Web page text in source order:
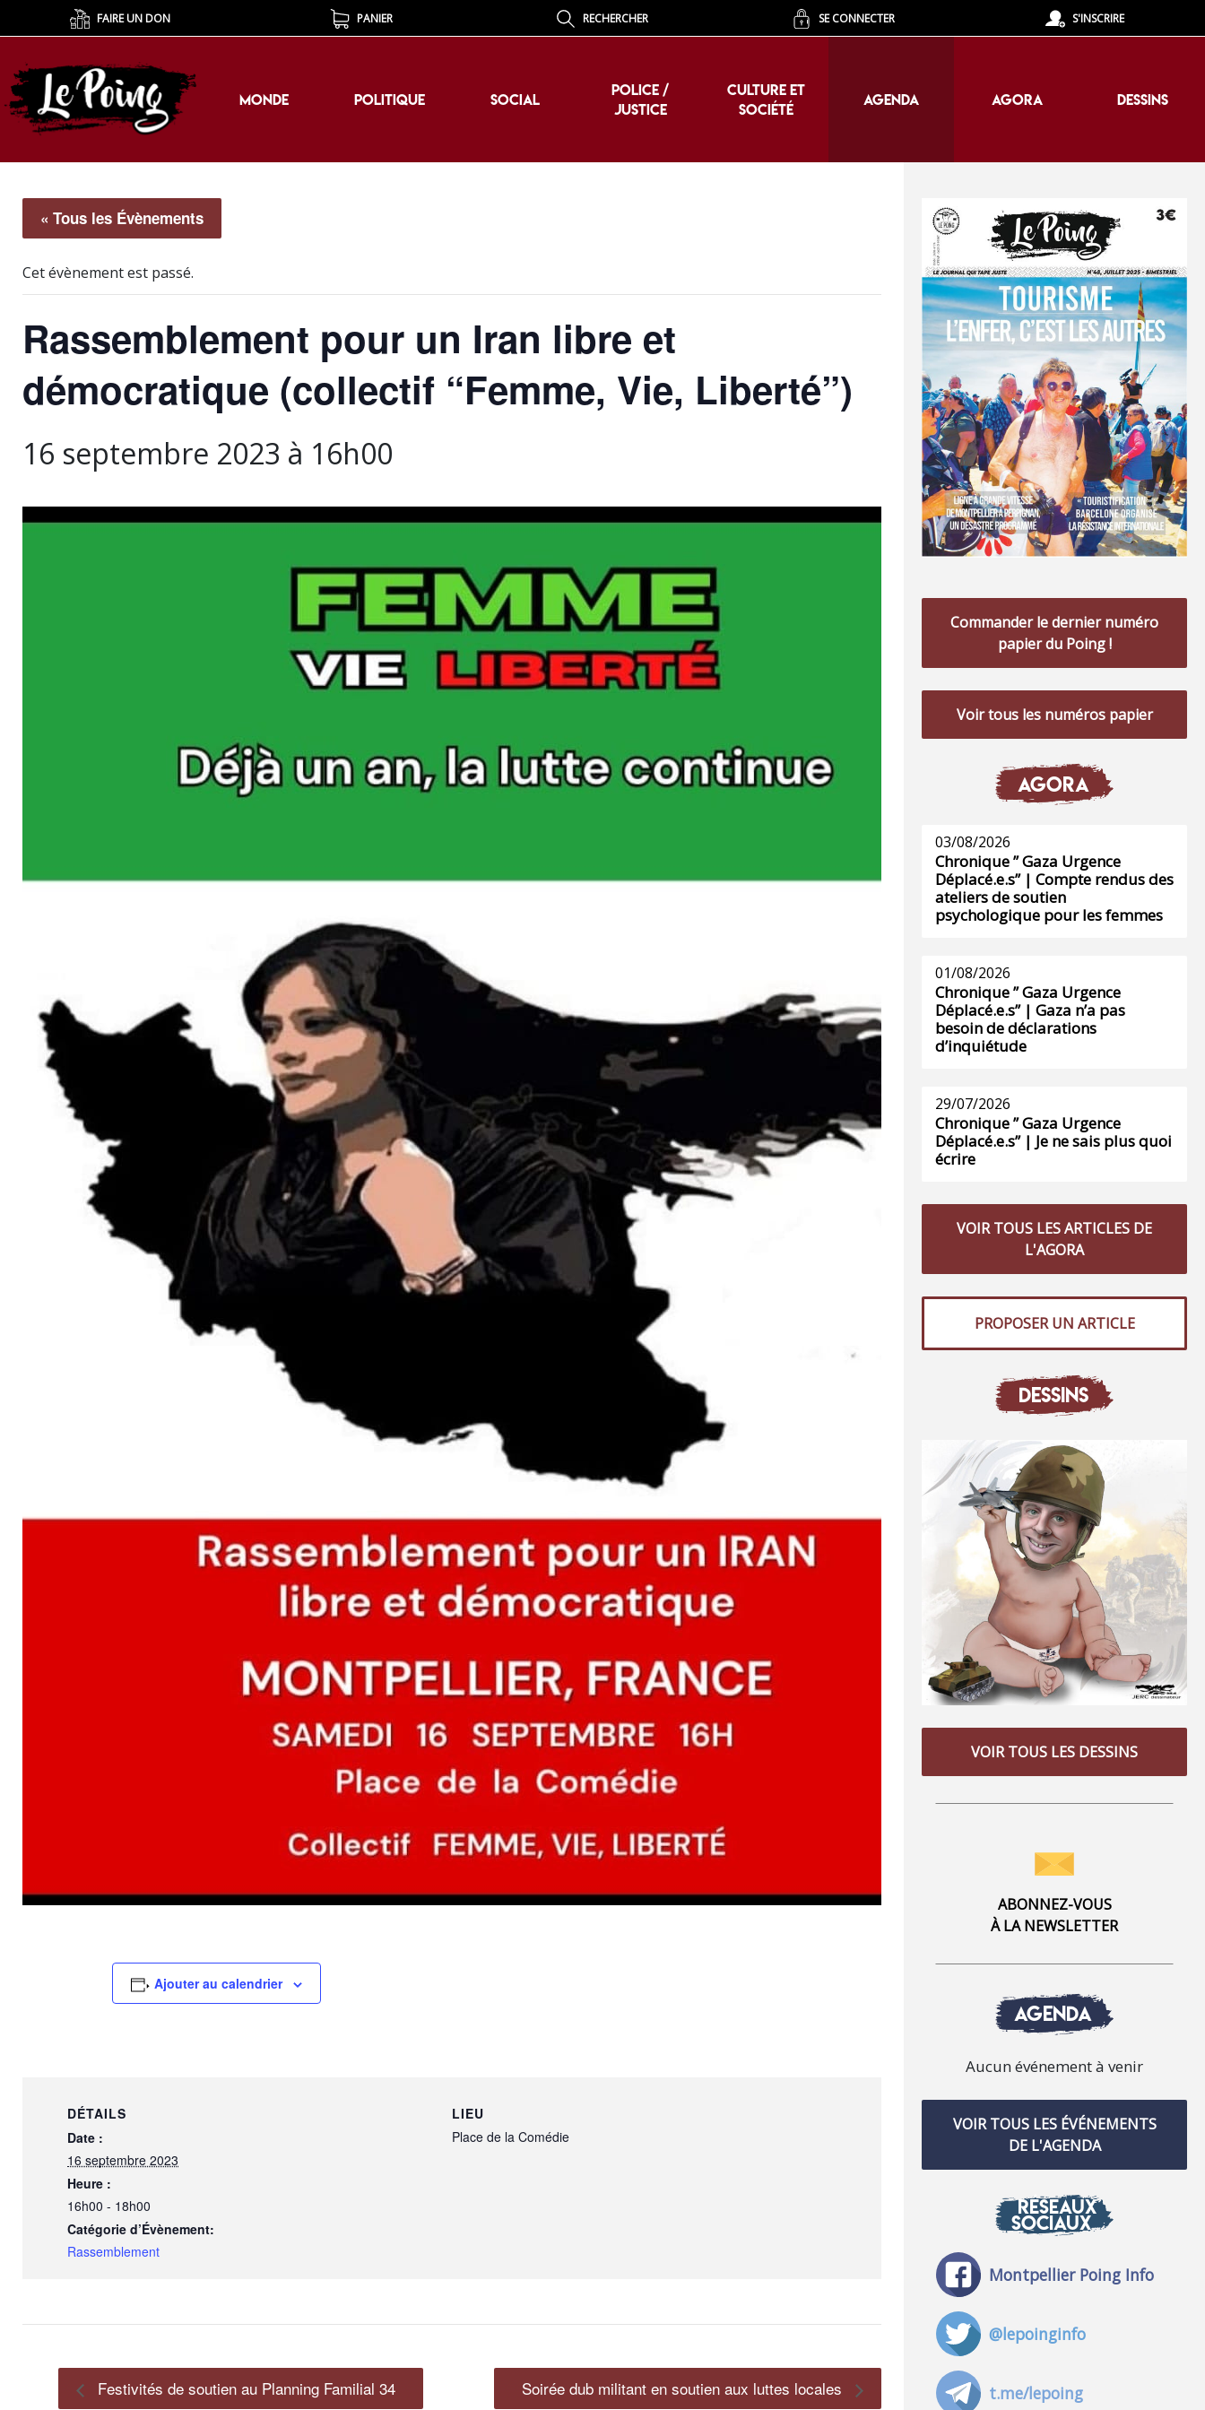
FAIRE UN DON PANIER RECHERCHER SE CONNECTER S'INSCRIRE
MONDE POLITIQUE SOCIAL
POLICE /
JUSTICE
CULTURE ET
SOCIÉTÉ
AGENDA AGORA DESSINS
MONDE POLITIQUE SOCIAL
POLICE /
JUSTICE
CULTURE ET
SOCIÉTÉ
AGENDA AGORA DESSINS
« Tous les Évènements
Cet évènement est passé.
Rassemblement pour un Iran libre et
démocratique (collectif “Femme, Vie, Liberté”)
16 septembre 2023 à 16h00
Ajouter au calendrier
DÉTAILS
Date :
16 septembre 2023
Heure :
16h00 - 18h00
Catégorie d’Évènement:
Rassemblement
LIEU
Place de la Comédie
Festivités de soutien au Planning Familial 34 Soirée dub militant en soutien aux luttes locales
Commander le dernier numéro
papier du Poing !
Voir tous les numéros papier
AGORA
03/08/2026
Chronique ” Gaza Urgence
Déplacé.e.s” | Compte rendus des
ateliers de soutien
psychologique pour les femmes
01/08/2026
Chronique ” Gaza Urgence
Déplacé.e.s” | Gaza n’a pas
besoin de déclarations
d’inquiétude
29/07/2026
Chronique ” Gaza Urgence
Déplacé.e.s” | Je ne sais plus quoi
écrire
VOIR TOUS LES ARTICLES DE
L'AGORA
PROPOSER UN ARTICLE
DESSINS
VOIR TOUS LES DESSINS
ABONNEZ-VOUS
À LA NEWSLETTER
AGENDA
Aucun événement à venir
VOIR TOUS LES ÉVÉNEMENTS
DE L'AGENDA
RÉSEAUX
SOCIAUX
Montpellier Poing Info
@lepoinginfo
t.me/lepoing